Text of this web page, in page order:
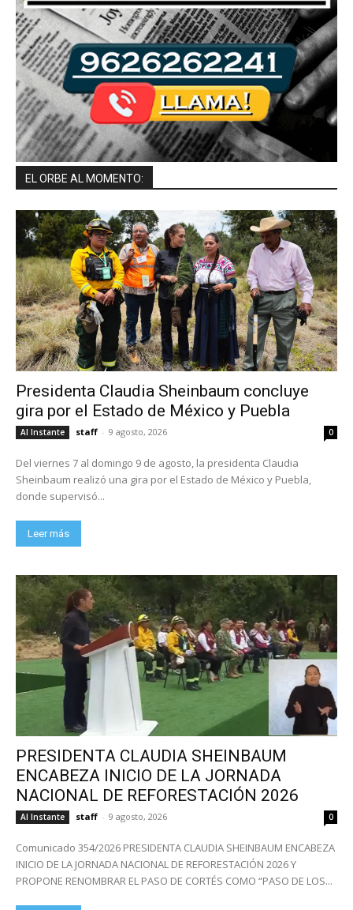
EL ORBE AL MOMENTO:
Presidenta Claudia Sheinbaum concluye
gira por el Estado de México y Puebla
Al Instante staff - 9 agosto, 2026 0
Del viernes 7 al domingo 9 de agosto, la presidenta Claudia
Sheinbaum realizó una gira por el Estado de México y Puebla,
donde supervisó...
Leer más
PRESIDENTA CLAUDIA SHEINBAUM
ENCABEZA INICIO DE LA JORNADA
NACIONAL DE REFORESTACIÓN 2026
Al Instante staff - 9 agosto, 2026 0
Comunicado 354/2026 PRESIDENTA CLAUDIA SHEINBAUM ENCABEZA
INICIO DE LA JORNADA NACIONAL DE REFORESTACIÓN 2026 Y
PROPONE RENOMBRAR EL PASO DE CORTÉS COMO “PASO DE LOS...